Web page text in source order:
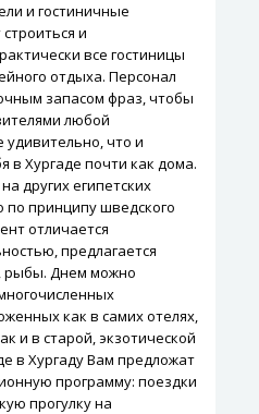
и гостиничные
и
все гостиницы
отдыха. Персонал
запасом фраз, чтобы
любой
что и
в Хургаде почти как дома.
других египетских
по принципу шведского
отличается
предлагается
рыбы. Днем можно
как в самих отелях,
и в старой, экзотической
в Хургаду Вам предложат
программу: поездки
прогулку на